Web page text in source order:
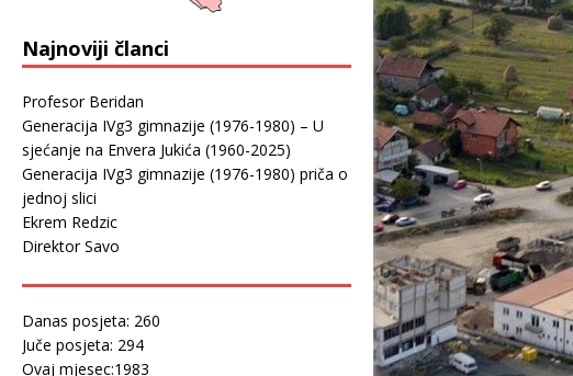
Najnoviji članci
Profesor Beridan
Generacija IVg3 gimnazije (1976-1980) – U
sjećanje na Envera Jukića (1960-2025)
Generacija IVg3 gimnazije (1976-1980) priča o
jednoj slici
Ekrem Redzic
Direktor Savo
Danas posjeta: 260
Juče posjeta: 294
Ovaj mjesec:1983